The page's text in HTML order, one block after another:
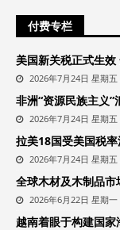
付费专栏
美国新关税正式生
2026年7月24日 星期五
非洲“资源民族主义
2026年7月24日 星期五
拉美18国受美国税
2026年7月24日 星期五
全球木材及木制品
2026年6月22日 星期一
越南着眼于构建国